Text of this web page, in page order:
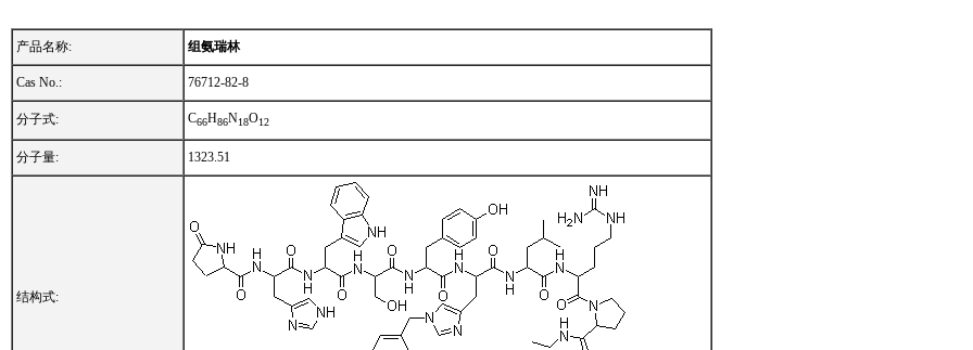
产品名称: 组氨瑞林
Cas No.: 76712-82-8
分子式: C66H86N18O12
分子量: 1323.51
结构式: